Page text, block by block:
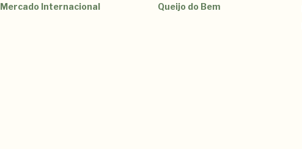
Mercado Internacional
Queijo do Bem